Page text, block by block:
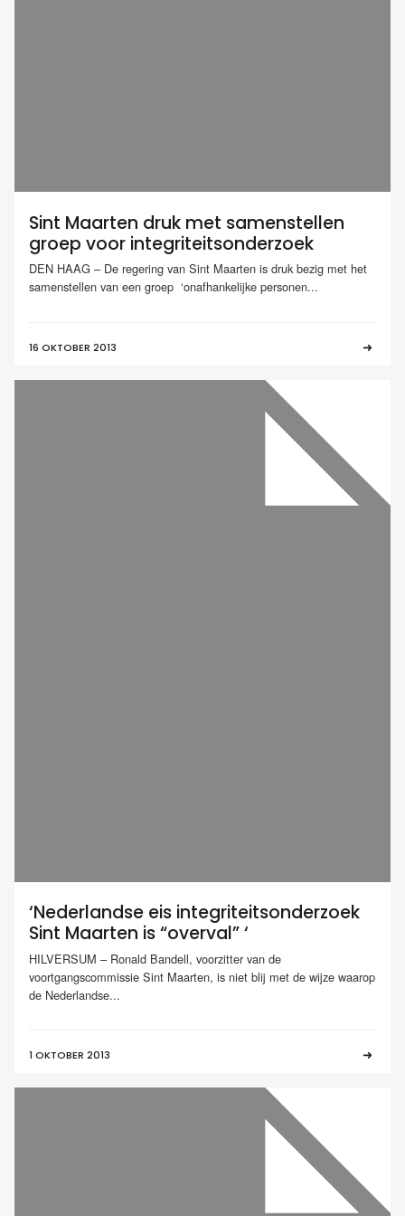
Sint Maarten druk met samenstellen
groep voor integriteitsonderzoek
DEN HAAG – De regering van Sint Maarten is druk bezig met het
samenstellen van een groep ‘onafhankelijke personen...
16 OKTOBER 2013
‘Nederlandse eis integriteitsonderzoek
Sint Maarten is “overval” ‘
HILVERSUM – Ronald Bandell, voorzitter van de
voortgangscommissie Sint Maarten, is niet blij met de wijze waarop
de Nederlandse...
1 OKTOBER 2013